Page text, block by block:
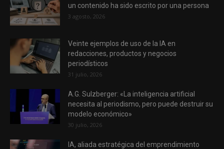
un contenido ha sido escrito por una persona
3 agosto, 2026
Veinte ejemplos de uso de la IA en
redacciones, productos y negocios
periodísticos
31 julio, 2026
A.G. Sulzberger: «La inteligencia artificial
necesita al periodismo, pero puede destruir su
modelo económico»
30 julio, 2026
IA, aliada estratégica del emprendimiento